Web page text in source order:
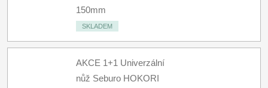
150mm
SKLADEM
AKCE 1+1 Univerzální
nůž Seburo HOKORI